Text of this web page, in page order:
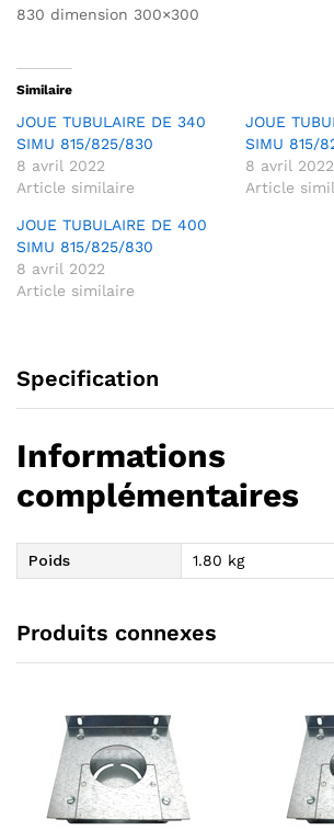
830 dimension 300×300
Similaire
JOUE TUBULAIRE DE 340
SIMU 815/825/830
8 avril 2022
Article similaire
JOUE
SIMU 815/
8 avril 2022
Article
JOUE TUBULAIRE DE 400
SIMU 815/825/830
8 avril 2022
Article similaire
Specification
Informations
complémentaires
Poids 1.80 kg
Produits connexes